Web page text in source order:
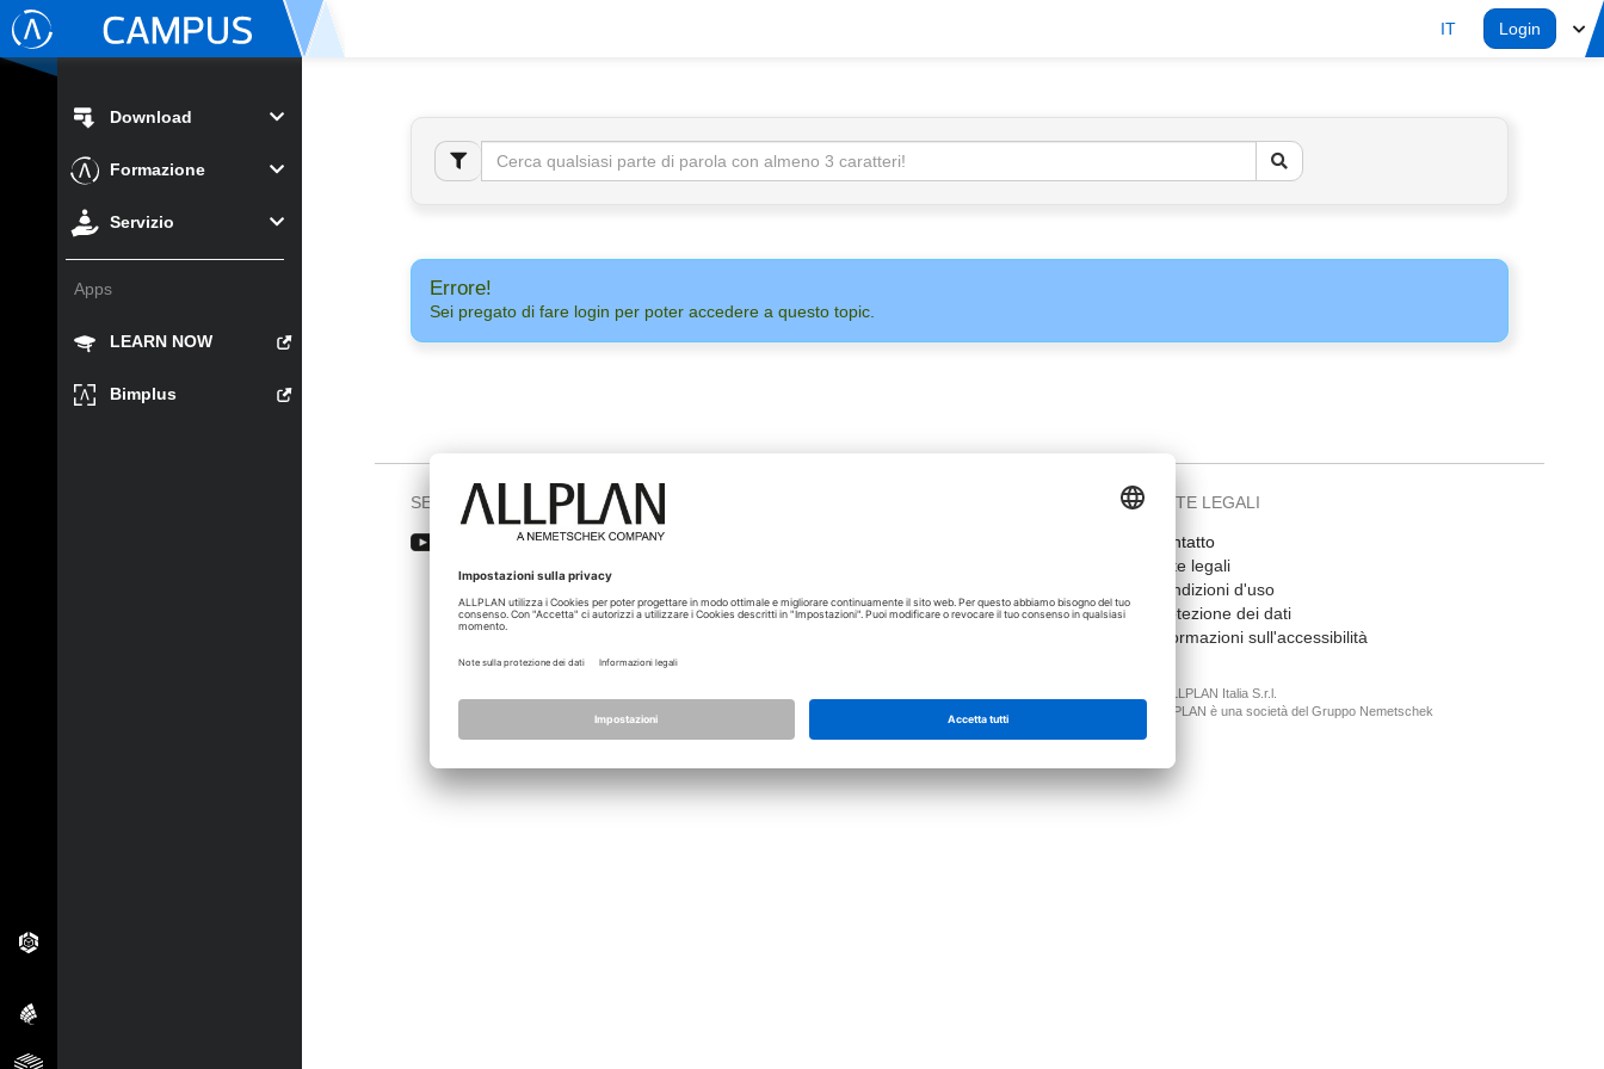
IT Login
Download
Formazione
Servizio
Apps
LEARN NOW
Bimplus
Errore!
Sei pregato di fare login per poter accedere a questo topic.
SEGUICI SU
Impostazioni privacy
NOTE LEGALI
Contatto
Note legali
Condizioni d'uso
Protezione dei dati
Informazioni sull'accessibilità
© ALLPLAN Italia S.r.l.
ALLPLAN è una società del Gruppo Nemetschek